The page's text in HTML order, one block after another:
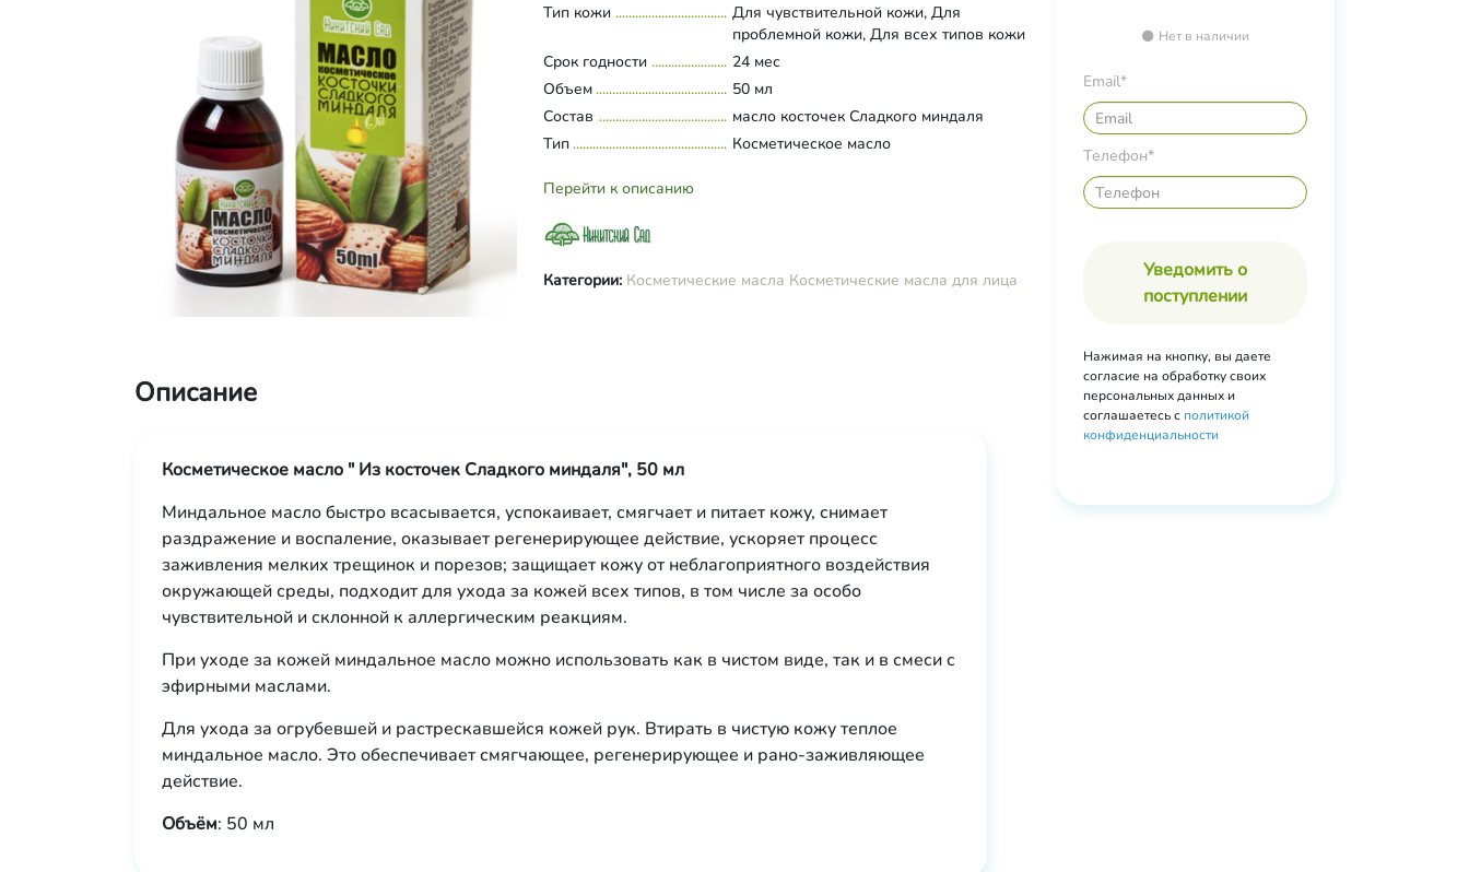
Тип кожи
Для чувствительной кожи, Для
проблемной кожи, Для всех типов кожи
Срок годности
24 мес
Объем
50 мл
Состав
масло косточек Сладкого миндаля
Тип
Косметическое масло
Перейти к описанию
Категории: Косметические масла Косметические масла для лица
Нет в наличии
Email*
Телефон*
Уведомить о
поступлении
Нажимая на кнопку, вы даете
согласие на обработку своих
персональных данных и
соглашаетесь с политикой
конфиденциальности
Описание
Косметическое масло " Из косточек Сладкого миндаля", 50 мл
Миндальное масло быстро всасывается, успокаивает, смягчает и питает кожу, снимает
раздражение и воспаление, оказывает регенерирующее действие, ускоряет процесс
заживления мелких трещинок и порезов; защищает кожу от неблагоприятного воздействия
окружающей среды, подходит для ухода за кожей всех типов, в том числе за особо
чувствительной и склонной к аллергическим реакциям.
При уходе за кожей миндальное масло можно использовать как в чистом виде, так и в смеси с
эфирными маслами.
Для ухода за огрубевшей и растрескавшейся кожей рук. Втирать в чистую кожу теплое
миндальное масло. Это обеспечивает смягчающее, регенерирующее и рано-заживляющее
действие.
Объём: 50 мл